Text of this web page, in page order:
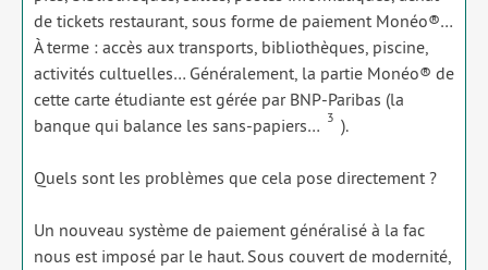
de tickets res­tau­rant, sous forme de paie­ment Monéo®…
À terme : accès aux trans­ports, biblio­thèques, pis­cine,
acti­vi­tés cultuelles… Généralement, la par­tie Monéo® de
cette carte étu­diante est gérée par BNP-Paribas (la
banque qui balance les sans-papiers… 3 ).
Quels sont les pro­blèmes que cela pose direc­te­ment ?
Un nou­veau sys­tème de paie­ment géné­ra­li­sé à la fac
nous est impo­sé par le haut. Sous cou­vert de moder­ni­té,